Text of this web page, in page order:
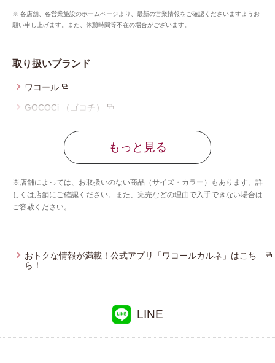
※ 各店舗、各営業施設のホームページより、最新の営業情報をご確認くださいますようお
願い申し上げます。また、休憩時間等不在の場合がございます。
取り扱いブランド
ワコール
GOCOCi （ゴコチ）
ワコール_マタニティ
ワコール_ジュニア
ワコール／睡眠科学
ワコールメン
CW-X
ワコール_カルソン
ワコール／スイムウェア
もっと見る
※店舗によっては、お取扱いのない商品（サイズ・カラー）もあります。詳
しくは店舗にご確認ください。また、完売などの理由で入手できない場合は
ご容赦ください。
おトクな情報が満載！公式アプリ「ワコールカルネ」はこち
ら！
LINE